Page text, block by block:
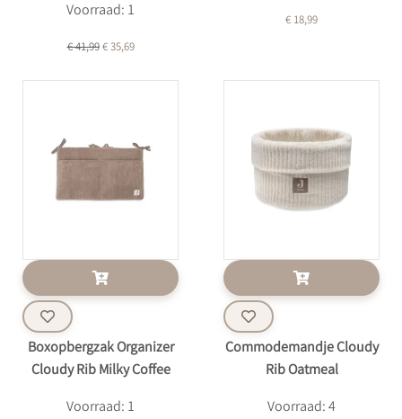
Voorraad: 1
€ 41,99€ 35,69
€ 18,99
Boxopbergzak Organizer
Cloudy Rib Milky Coffee
Voorraad: 1
Commodemandje Cloudy
Rib Oatmeal
Voorraad: 4